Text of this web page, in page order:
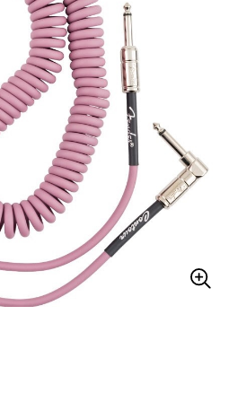
パーカッション
電子ピアノ
その他楽器
エフェクター
DTM